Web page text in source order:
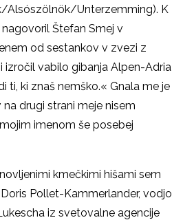
Alsószölnök/Unterzemming). K
Štefan Smej v
od sestankov v zvezi z
izročil vabilo gibanja Alpen-Adria
ti, ki znaš nemško.« Gnala me je
drugi strani meje nisem
imenom še posebej
kmečkimi hišami sem
Pollet-Kammerlander, vodjo
iz svetovalne agencije